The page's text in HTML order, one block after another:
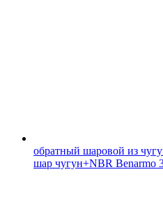
обратный шаровой из
шар чугун+NBR Benarmo